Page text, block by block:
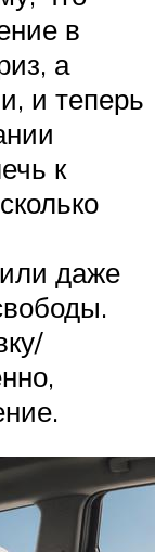
в
а
и теперь
к
даже